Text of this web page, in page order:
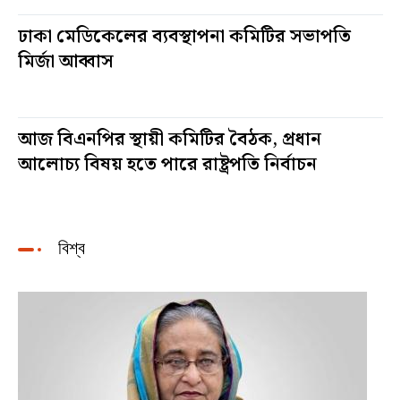
ঢাকা মেডিকেলের ব্যবস্থাপনা কমিটির সভাপতি
মির্জা আব্বাস
আজ বিএনপির স্থায়ী কমিটির বৈঠক, প্রধান
আলোচ্য বিষয় হতে পারে রাষ্ট্রপতি নির্বাচন
বিশ্ব